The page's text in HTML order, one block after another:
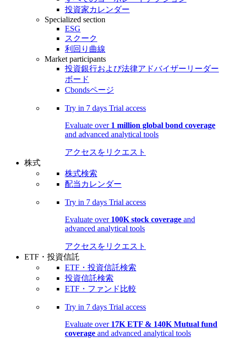
投資家カレンダー
Specialized section
ESG
スクーク
利回り曲線
Market participants
投資銀行および法律アドバイザーリーダー
ボード
Cbondsページ
Try in 7 days Trial access
Evaluate over 1 million global bond coverage
and advanced analytical tools
アクセスをリクエスト
株式
株式検索
配当カレンダー
Try in 7 days Trial access
Evaluate over 100K stock coverage and
advanced analytical tools
アクセスをリクエスト
ETF・投資信託
ETF・投資信託検索
投資信託検索
ETF・ファンド比較
Try in 7 days Trial access
Evaluate over 17K ETF & 140K Mutual fund
coverage and advanced analytical tools